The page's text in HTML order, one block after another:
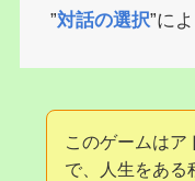
”対話の選択”に
このゲームはア
で、人生をある